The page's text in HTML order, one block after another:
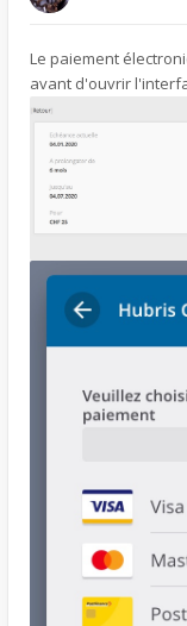
Le paiement
avant d'ouvrir